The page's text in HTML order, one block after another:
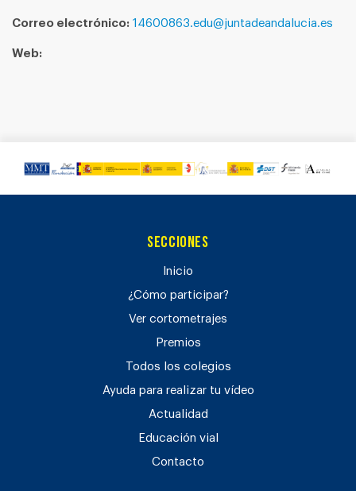
Correo electrónico: 14600863.edu@juntadeandalucia.es
Web:
Secciones
Inicio
¿Cómo participar?
Ver cortometrajes
Premios
Todos los colegios
Ayuda para realizar tu vídeo
Actualidad
Educación vial
Contacto